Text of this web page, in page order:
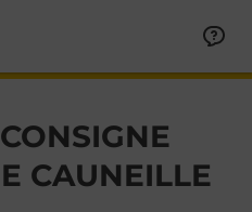
CONSIGNE
CAUNEILLE